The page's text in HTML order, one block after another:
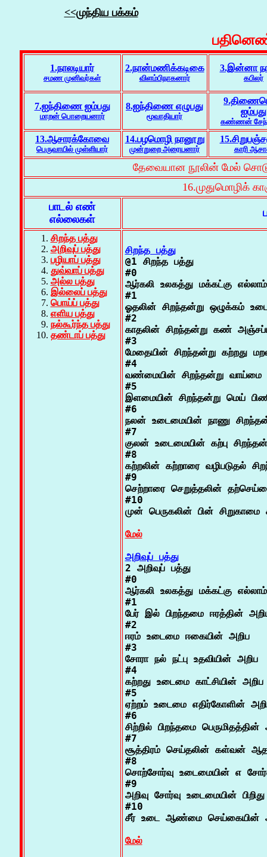
<<முந்திய பக்கம்
1.நாலடியார்
சமண முனிவர்கள்
2.நான்மணிக்கடிகை
விளம்பிநாகனார்
3.இன்னா
கபிலர்
7.ஐந்திணை ஐம்பது
மாறன் பொறையனார்
8.ஐந்திணை எழுபது
மூவாதியார்
ஐம்பது
கண்ணன்
13.ஆசாரக்கோவை
பெருவாயில் முள்ளியார்
14.பழமொழி நானூறு
முன்றுறை அரையனார் காரி
தேவையான நூலின் மேல்
16.முதுமொழிக்
பாடல் எண்
எல்லைகள்
சிறந்த பத்து
அறிவுப் பத்து
பழியாப் பத்து
துவ்வாப் பத்து
அல்ல பத்து
இல்லைப் பத்து
பொய்ப் பத்து
எளிய பத்து
நல்கூர்ந்த பத்து
தண்டாப் பத்து
சிறந்த பத்து
@1 சிறந்த பத்து
#0
ஆர்கலி உலகத்து மக்கட்கு எல்லாம்
#1
ஓதலின் சிறந்தன்று ஒழுக்கம்
#2
காதலின் சிறந்தன்று கண்
#3
மேதையின் சிறந்தன்று கற்றது
#4
வண்மையின் சிறந்தன்று வாய்மை
#5
இளமையின் சிறந்தன்று மெய்
#6
நலன் உடைமையின் நாணு
#7
குலன் உடைமையின் கற்பு
#8
கற்றலின் கற்றாரை வழிபடுதல்
#9
செற்றாரை செறுத்தலின்
#10
முன் பெருகலின் பின் சிறுகாமை
மேல்
அறிவுப் பத்து
2 அறிவுப் பத்து
#0
ஆர்கலி உலகத்து மக்கட்கு எல்லாம்
#1
பேர் இல் பிறந்தமை ஈரத்தின்
#2
ஈரம் உடைமை ஈகையின் அறிப
#3
சோரா நல் நட்பு உதவியின் அறிப
#4
கற்றது உடைமை காட்சியின் அறிப
#5
ஏற்றம் உடைமை எதிர்கோளின்
#6
சிற்றில் பிறந்தமை பெருமிதத்தின்
#7
சூத்திரம் செய்தலின் கள்வன்
#8
சொற்சோர்வு உடைமையின் எ
#9
அறிவு சோர்வு உடைமையின்
#10
சீர் உடை ஆண்மை செய்கையின்
மேல்